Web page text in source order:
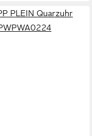
PLEIN Quarzuhr